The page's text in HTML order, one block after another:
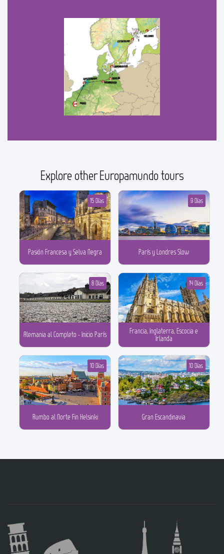
Explore other Europamundo tours
Pasión Francesa y Selva Negra
15 Días
París y Londres Slow
9 Días
Alemania al Completo - Inicio París
8 Días
Francia, Inglaterra, Escocia e
Irlanda
14 Días
Rumbo al Norte Fin Helsinki
10 Días
Gran Escandinavia
10 Días